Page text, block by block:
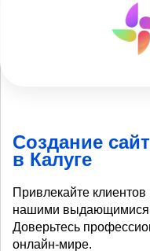
Создание
в Калуге
Привлекайте
нашими выдающимися
Доверьтесь
онлайн-мире.